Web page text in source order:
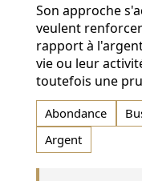
Son approche
veulent
rapport à
vie ou leur
toutefois une
Abondance
Argent